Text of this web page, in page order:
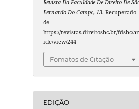
Revista Da Faculdade De Direito De
Bernardo Do Campo,13. Recuperado
de
https://revistas.direitosbc.br/fdsbc/
icle/view/244
Fomatos de Citação
EDIÇÃO